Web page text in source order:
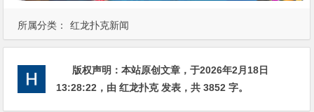
所属分类： 红龙扑克新闻
版权声明：本站原创文章，于2026年2月18日
13:28:22 ，由红龙扑克发表，共 3852 字。